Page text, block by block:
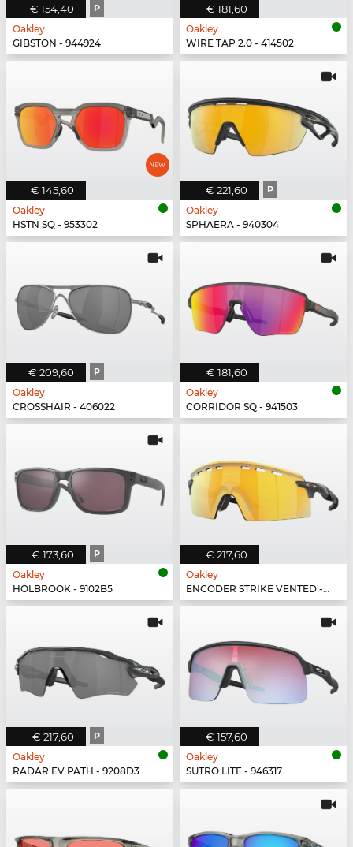
€ 154,40 P
Oakley
GIBSTON - 944924
€ 181,60
Oakley
WIRE TAP 2.0 - 414502
€ 145,60
Oakley
HSTN SQ - 953302
€ 221,60 P
Oakley
SPHAERA - 940304
€ 209,60 P
Oakley
CROSSHAIR - 406022
€ 181,60
Oakley
CORRIDOR SQ - 941503
€ 173,60 P
Oakley
HOLBROOK - 9102B5
€ 217,60
Oakley
ENCODER STRIKE VENTED - 923506
€ 217,60 P
Oakley
RADAR EV PATH - 9208D3
€ 157,60
Oakley
SUTRO LITE - 946317